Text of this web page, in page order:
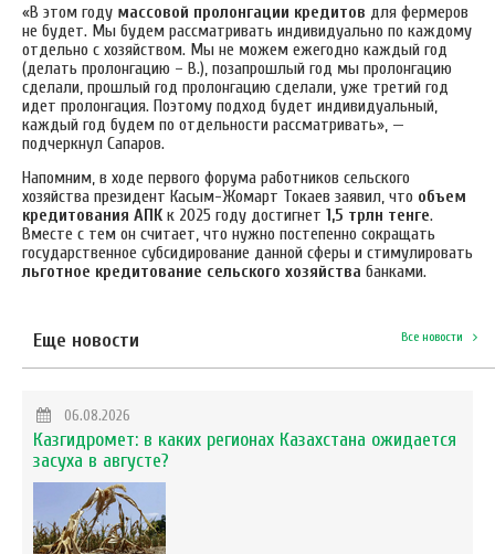
«В этом году массовой пролонгации кредитов для фермеров
не будет. Мы будем рассматривать индивидуально по каждому
отдельно с хозяйством. Мы не можем ежегодно каждый год
(делать пролонгацию – В.), позапрошлый год мы пролонгацию
сделали, прошлый год пролонгацию сделали, уже третий год
идет пролонгация. Поэтому подход будет индивидуальный,
каждый год будем по отдельности рассматривать», —
подчеркнул Сапаров.
Напомним, в ходе первого форума работников сельского
хозяйства президент Касым-Жомарт Токаев заявил, что объем
кредитования АПК к 2025 году достигнет 1,5 трлн тенге.
Вместе с тем он считает, что нужно постепенно сокращать
государственное субсидирование данной сферы и стимулировать
льготное кредитование сельского хозяйства банками.
Еще новости Все новости
06.08.2026
Казгидромет: в каких регионах Казахстана ожидается
засуха в августе?